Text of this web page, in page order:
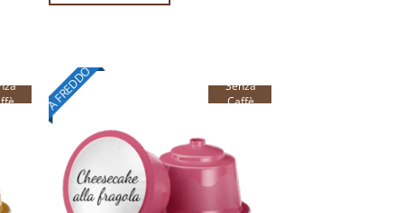
Senza
Caffè
A FREDDO